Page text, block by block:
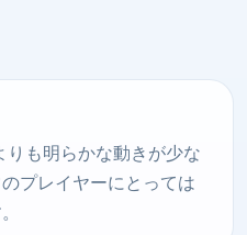
も明らかな動きが少な
プレイヤーにとっては